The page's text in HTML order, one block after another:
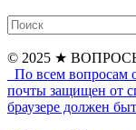
© 2025 ★
По всем вопросам
почты защищен от
браузере должен